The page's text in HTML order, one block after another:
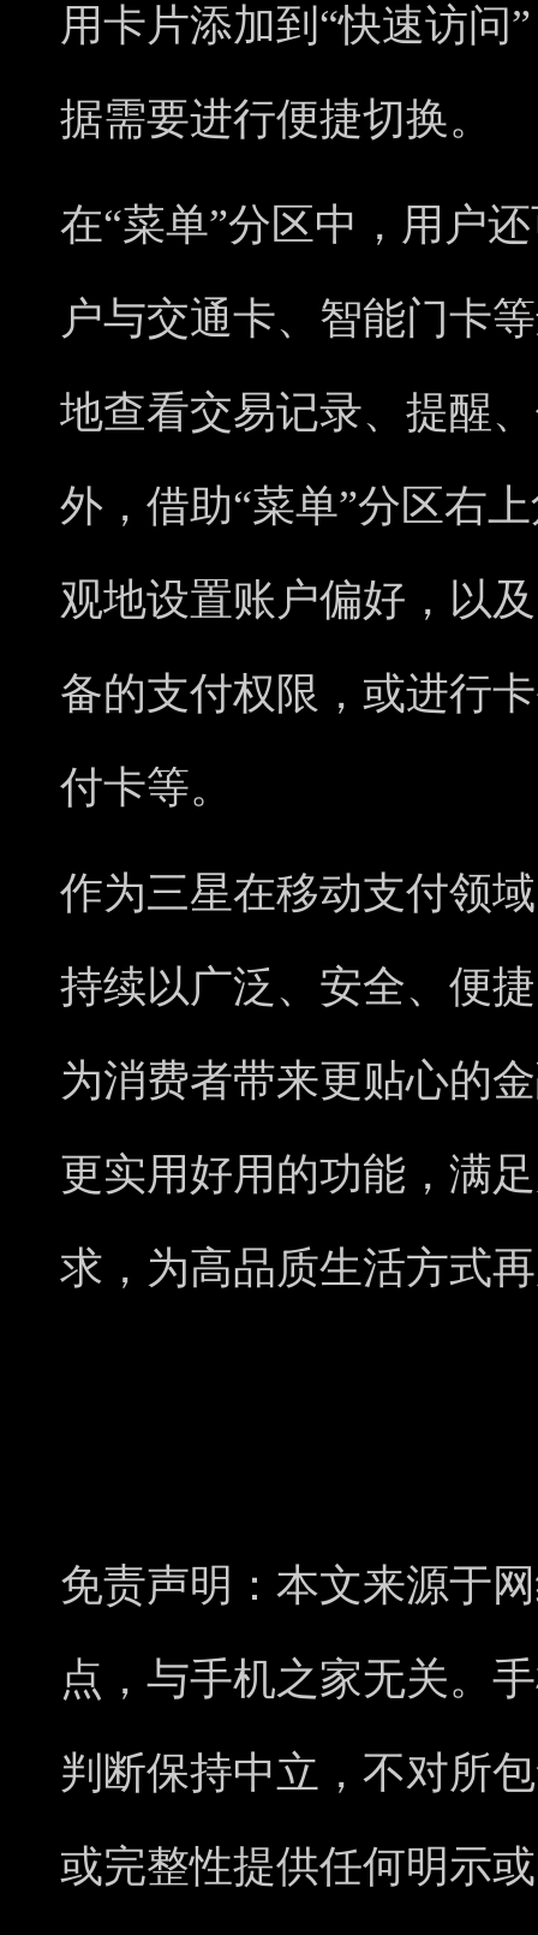
用卡片添加到“快速访问
据需要进行便捷切换。
在“菜单”分区中，用户
户与交通卡、智能门卡
地查看交易记录、提醒
外，借助“菜单”分区右
观地设置账户偏好，以
备的支付权限，或进行
付卡等。
作为三星在移动支付领
持续以广泛、安全、便
为消费者带来更贴心的
更实用好用的功能，满
求，为高品质生活方式
免责声明：本文来源于
点，与手机之家无关。
判断保持中立，不对所
或完整性提供任何明示